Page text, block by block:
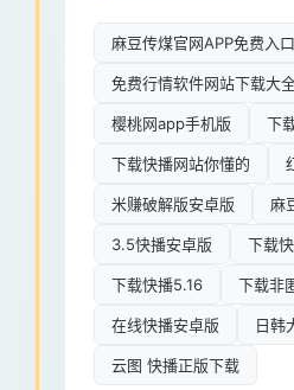
麻豆传煤官网APP免费入
免费行情软件网站下载大
樱桃网app手机版 下
下载快播网站你懂的
米赚破解版安卓版 麻
3.5快播安卓版 下载
下载快播5.16 下载非
在线快播安卓版 日韩
云图 快播正版下载